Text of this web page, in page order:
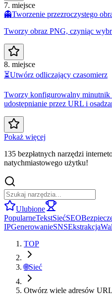
7. miejsce
👻Tworzenie przezroczystego
Tworzy obraz PNG, czyniąc
8. miejsce
⏳Utwórz odliczający czasomierz
Tworzy konfigurowalny minutnik
udostępnianie przez URL i
Pokaż więcej
135 bezpłatnych narzędzi
natychmiastowego użytku!
Ulubione
PopularneTekstSiećSEO
IPGenerowanieSNSEkstrakcja
TOP
🌐Sieć
Otwórz wiele adresów URL